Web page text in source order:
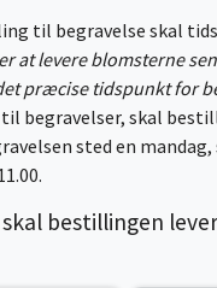
til begravelse skal
at levere blomsterne
præcise tidspunkt for
begravelser, skal
sted en
bestillingen